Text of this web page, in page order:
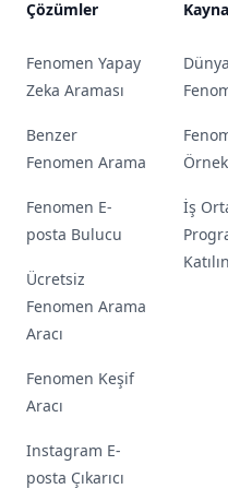
Çözümler
Fenomen Yapay
Zeka Araması
Benzer
Fenomen Arama
Fenomen E-
posta Bulucu
Ücretsiz
Fenomen Arama
Aracı
Fenomen Keşif
Aracı
Instagram E-
posta Çıkarıcı
İş
Katılın